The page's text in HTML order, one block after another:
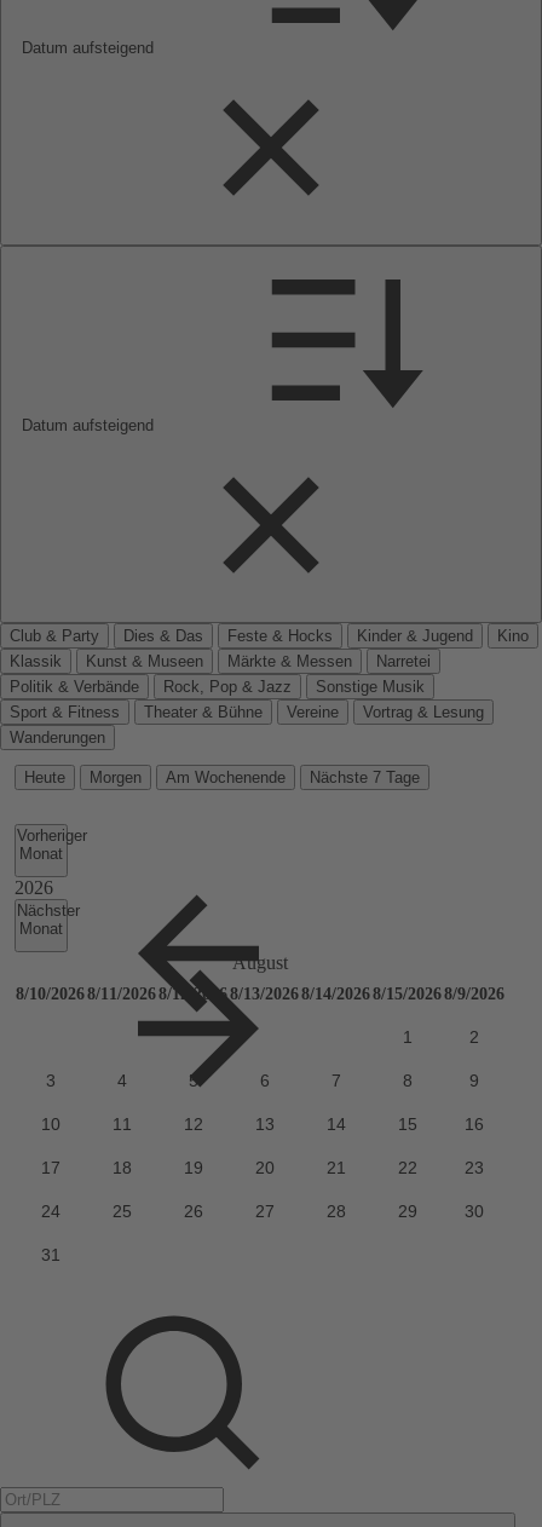
Datum aufsteigend
Datum aufsteigend
Club & Party Dies & Das Feste & Hocks Kinder & Jugend
Kino
Klassik
Kunst & Museen Märkte & Messen
Narretei
Politik & Verbände
Rock, Pop & Jazz
Sonstige Musik
Sport & Fitness
Theater & Bühne Vereine
Vortrag & Lesung
Wanderungen
Heute Morgen Am Wochenende Nächste 7 Tage
Vorheriger
Monat
Nächster
Monat